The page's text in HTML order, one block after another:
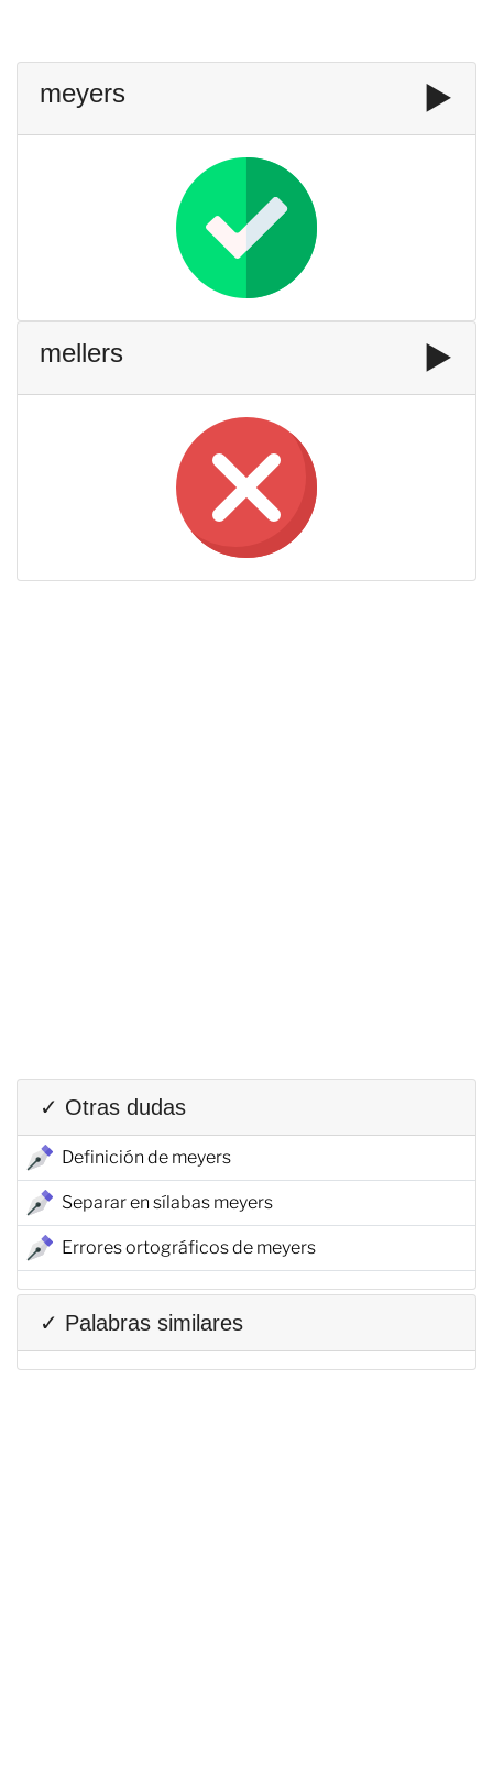
meyers ▶️
mellers ▶️
✓ Otras dudas
Definición de meyers
Separar en sílabas meyers
Errores ortográficos de meyers
✓ Palabras similares